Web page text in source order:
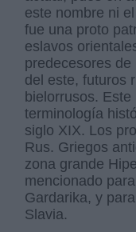
este nombre ni
fue una proto
eslavos
predecesores
del este, futuros
bielorrusos.
terminología
siglo XIX. Los
Rus. Griegos
zona grande
mencionado
Gardarika, y
Slavia.